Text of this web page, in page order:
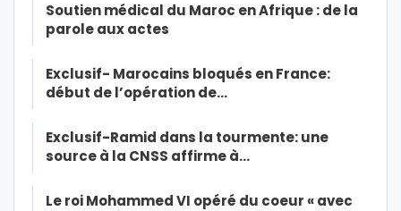
Soutien médical du Maroc en Afrique : de la
parole aux actes
Exclusif- Marocains bloqués en France:
début de l’opération de…
Exclusif-Ramid dans la tourmente: une
source à la CNSS affirme à…
Le roi Mohammed VI opéré du coeur « avec